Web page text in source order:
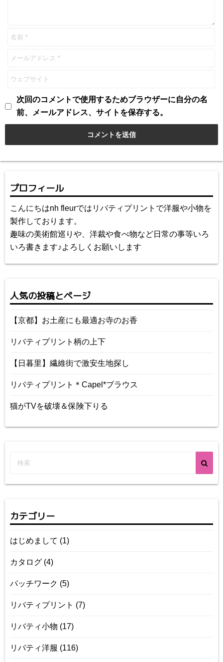
次回のコメントで使用するためブラウザーに自分の名
前、メールアドレス、サイトを保存する。
プロフィール
こんにちはnh fleurではリバティプリントで洋服や小物を
製作しております。
趣味の美術館巡りや、洋裁や食べ物など日常の事等いろ
いろ書きます♪よろしくお願いします
人気の投稿とページ
【京都】お土産にも最適お寺のお香
リバティプリント柄の上下
【日暮里】繊維街で激安生地探し
リバティプリント＊Capel*ブラウス
猫がTVを破壊＆保険下りる
カテゴリー
はじめまして (1)
カタログ (4)
パッチワーク (5)
リバティプリント (7)
リバティ小物 (17)
リバティ洋服 (116)